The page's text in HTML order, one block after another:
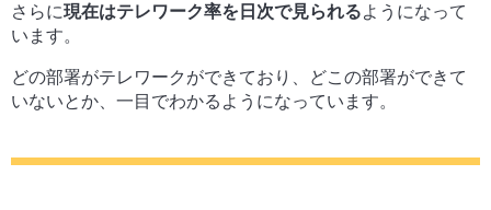
さらに現在はテレワーク率を日次で見られるようになって
います。
どの部署がテレワークができており、どこの部署ができて
いないとか、一目でわかるようになっています。